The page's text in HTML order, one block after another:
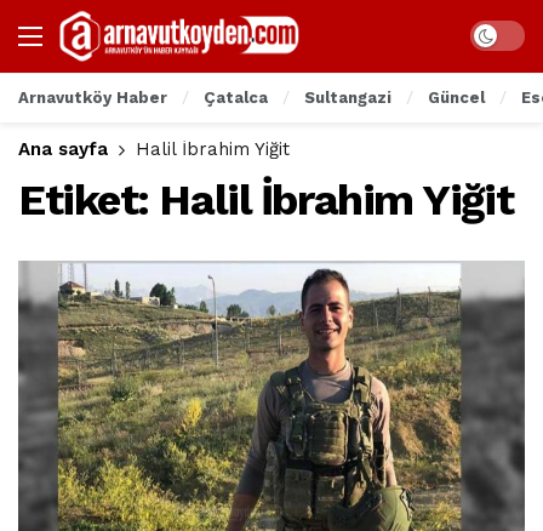
Arnavutköy Haber Çatalca Sultangazi Güncel
Ana sayfa Halil İbrahim Yiğit
Etiket: Halil İbrahim Yiğit